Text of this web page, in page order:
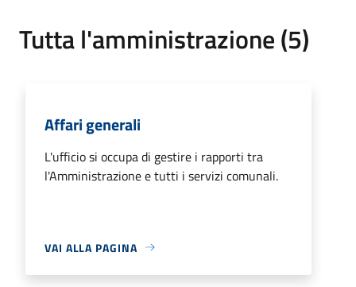
Tutta l'amministrazione (5)
Affari generali
L'ufficio si occupa di gestire i rapporti tra
l'Amministrazione e tutti i servizi comunali.
VAI ALLA PAGINA